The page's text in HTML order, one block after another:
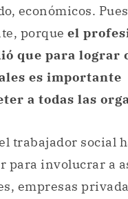
económicos.
porque el
que para lograr
es importante
a todas las
trabajador social
para involucrar a
empresas